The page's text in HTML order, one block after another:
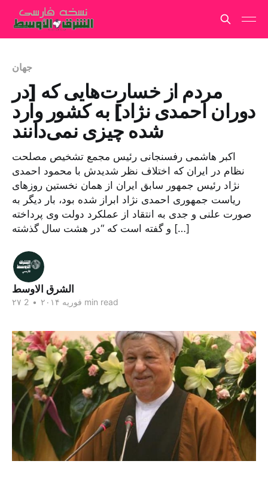
جهان
مردم از خسارت‌هایی که [در
دوران احمدی نژاد] به کشور وارد
شده چیزی نمی‌دانند
اکبر هاشمی رفسنجانی رئیس مجمع تشخیص مصلحت
نظام در ایران که اختلاف نظر شدیدش با محمود احمدی
نژاد رئیس جمهور سابق ایران از همان نخستین روزهای
ریاست جمهوری احمدی نژاد ابراز شده بود، بار دیگر به
صورت علنی و جدی به انتقاد از عملکرد دولت وی پرداخته
و گفته است که “در هشت سال گذشته […]
الشرق الاوسط
۲۷ فوریه ۲۰۱۴ • 2 min read